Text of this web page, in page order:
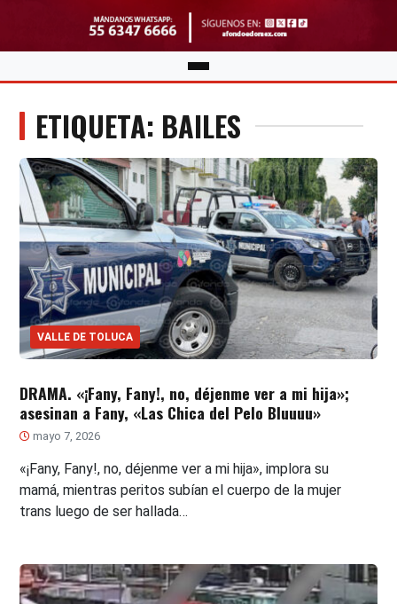
ETIQUETA: BAILES
VALLE DE TOLUCA
DRAMA. «¡Fany, Fany!, no, déjenme ver a mi hija»;
asesinan a Fany, «Las Chica del Pelo Bluuuu»
mayo 7, 2026
«¡Fany, Fany!, no, déjenme ver a mi hija», implora su
mamá, mientras peritos subían el cuerpo de la mujer
trans luego de ser hallada…